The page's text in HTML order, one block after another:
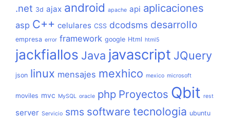
.net 3d ajax android apache api aplicaciones
asp C++ celulares CSS dcodsms desarrollo
empresa error framework google Html html5
jackfiallos Java javascript JQuery
json linux mensajes mexhico mexico microsoft
moviles mvc MySQL oracle php Proyectos Qbit rest
server Servicio sms software tecnologia ubuntu